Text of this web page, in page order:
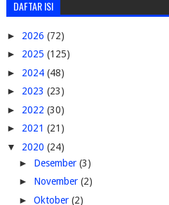
DAFTAR ISI
► 2026 (72)
► 2025 (125)
► 2024 (48)
► 2023 (23)
► 2022 (30)
► 2021 (21)
▼ 2020 (24)
► Desember (3)
► November (2)
► Oktober (2)